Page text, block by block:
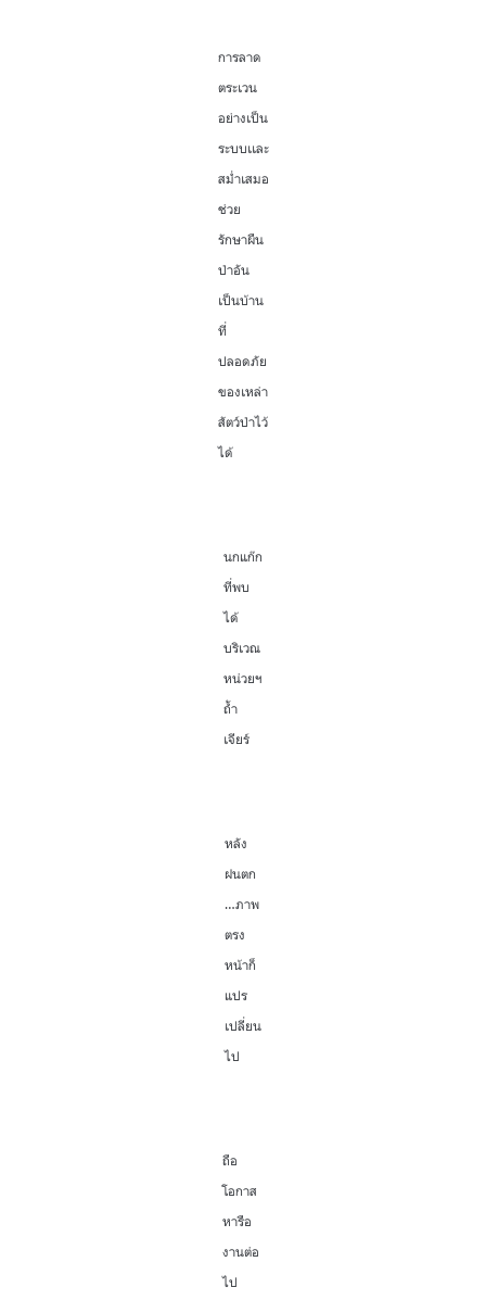
การลาด
ตระเวน
อย่างเป็น
ระบบเเละ
สม่ำเสมอ
ช่วย
รักษาผืน
ป่าอัน
เป็นบ้าน
ที่
ปลอดภัย
ของเหล่า
สัตว์ป่าไว้
ได้
นกแก๊ก
ที่พบ
ได้
บริเวณ
หน่วยฯ
ถ้ำ
เจียร์
หลัง
ฝนตก
…ภาพ
ตรง
หน้าก็
แปร
เปลี่ยน
ไป
ถือ
โอกาส
หารือ
งานต่อ
ไป